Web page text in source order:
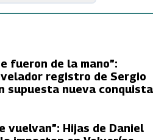
fueron de la mano”:
registro de Sergio
supuesta nueva conquista
vuelvan”: Hijas de Daniel